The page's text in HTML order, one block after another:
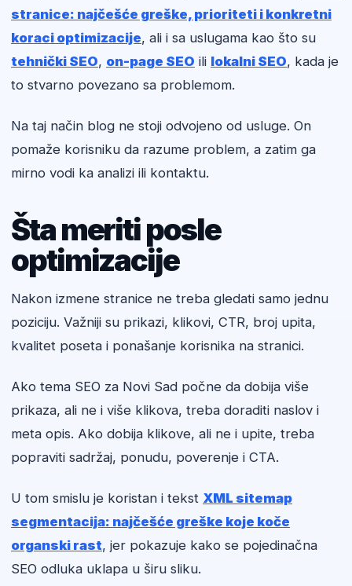
stranice: najčešće greške, prioriteti i konkretni
koraci optimizacije, ali i sa uslugama kao što su
tehnički SEO, on-page SEO ili lokalni SEO, kada je
to stvarno povezano sa problemom.
Na taj način blog ne stoji odvojeno od usluge. On
pomaže korisniku da razume problem, a zatim ga
mirno vodi ka analizi ili kontaktu.
Šta meriti posle
optimizacije
Nakon izmene stranice ne treba gledati samo jednu
poziciju. Važniji su prikazi, klikovi, CTR, broj upita,
kvalitet poseta i ponašanje korisnika na stranici.
Ako tema SEO za Novi Sad počne da dobija više
prikaza, ali ne i više klikova, treba doraditi naslov i
meta opis. Ako dobija klikove, ali ne i upite, treba
popraviti sadržaj, ponudu, poverenje i CTA.
U tom smislu je koristan i tekst XML sitemap
segmentacija: najčešće greške koje koče
organski rast, jer pokazuje kako se pojedinačna
SEO odluka uklapa u širu sliku.